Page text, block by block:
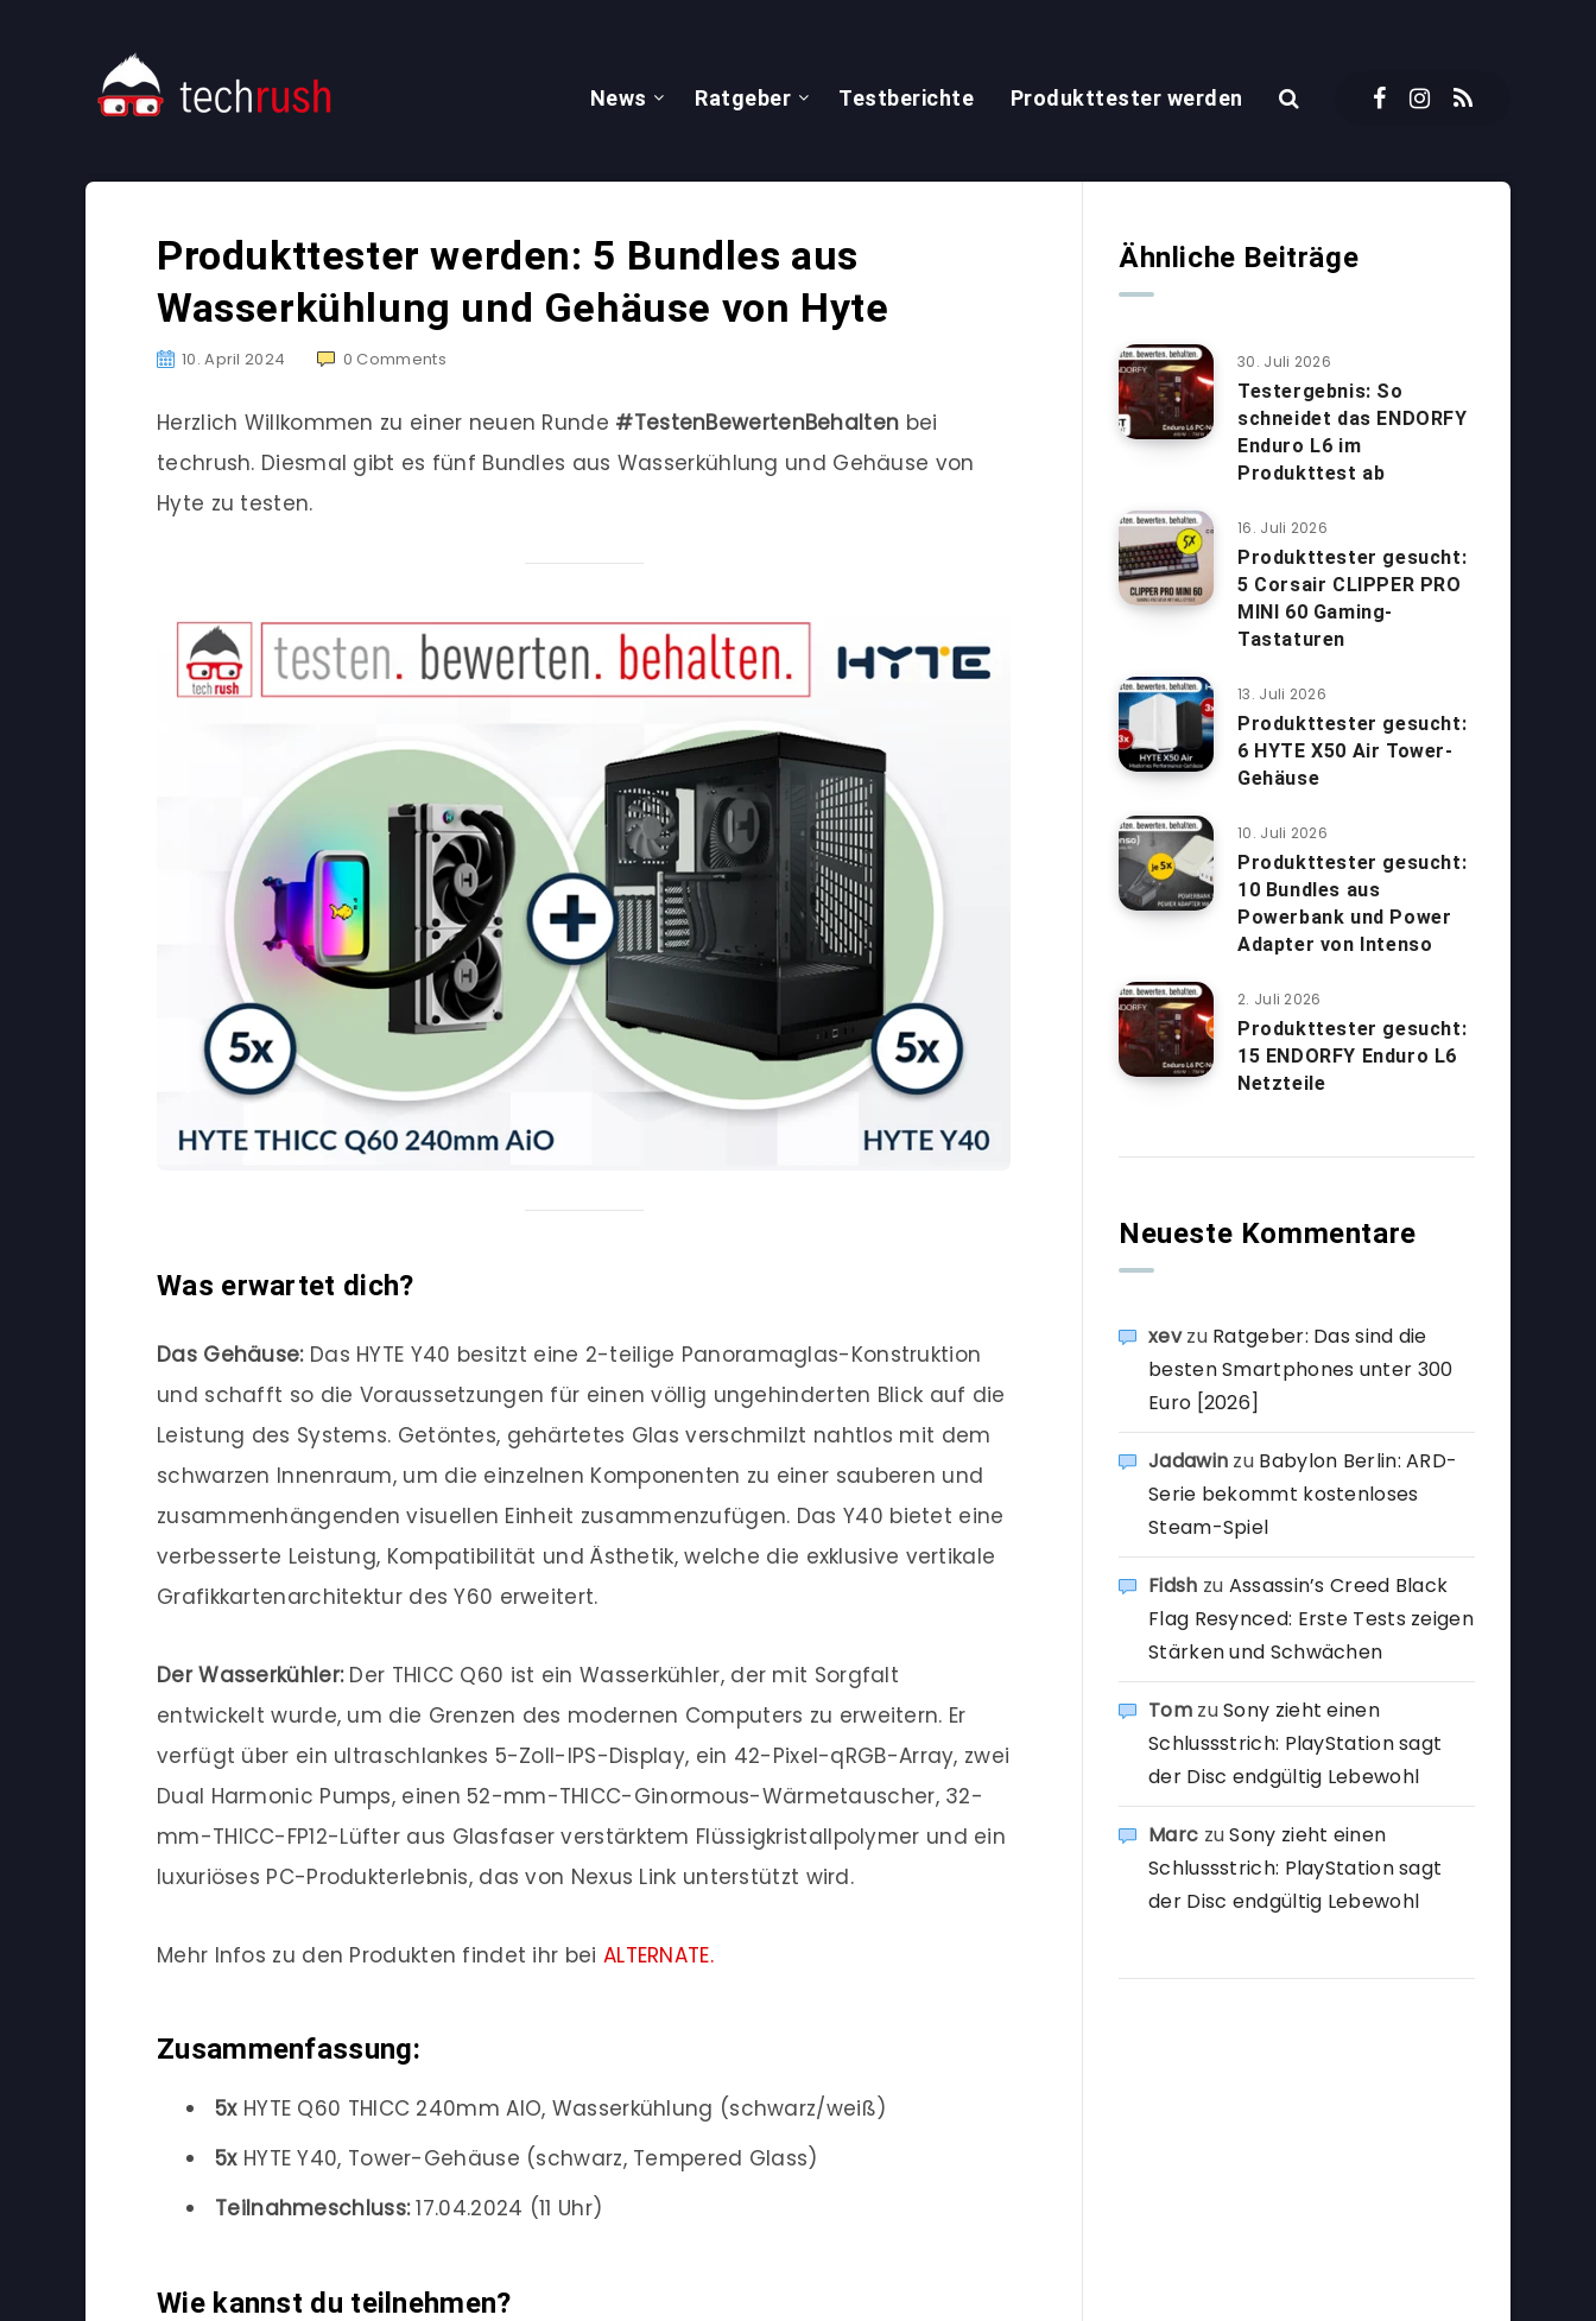
News Ratgeber Testberichte Produkttester werden
Produkttester werden: 5 Bundles aus
Wasserkühlung und Gehäuse von Hyte
10. April 2024 0 Comments
Herzlich Willkommen zu einer neuen Runde #TestenBewertenBehalten bei
techrush. Diesmal gibt es fünf Bundles aus Wasserkühlung und Gehäuse von
Hyte zu testen.
Was erwartet dich?
Das Gehäuse:Das HYTE Y40 besitzt eine 2-teilige Panoramaglas-Konstruktion
und schafft so die Voraussetzungen für einen völlig ungehinderten Blick auf die
Leistung des Systems. Getöntes, gehärtetes Glas verschmilzt nahtlos mit dem
schwarzen Innenraum, um die einzelnen Komponenten zu einer sauberen und
zusammenhängenden visuellen Einheit zusammenzufügen. Das Y40 bietet eine
verbesserte Leistung, Kompatibilität und Ästhetik, welche die exklusive vertikale
Grafikkartenarchitektur des Y60 erweitert.
Der Wasserkühler:Der THICC Q60 ist ein Wasserkühler, der mit Sorgfalt
entwickelt wurde, um die Grenzen des modernen Computers zu erweitern. Er
verfügt über ein ultraschlankes 5-Zoll-IPS-Display, ein 42-Pixel-qRGB-Array, zwei
Dual Harmonic Pumps, einen 52-mm-THICC-Ginormous-Wärmetauscher, 32-
mm-THICC-FP12-Lüfter aus Glasfaser verstärktem Flüssigkristallpolymer und ein
luxuriöses PC-Produkterlebnis, das von Nexus Link unterstützt wird.
Mehr Infos zu den Produkten findet ihr bei ALTERNATE.
Zusammenfassung:
5xHYTE Q60 THICC 240mm AIO, Wasserkühlung (schwarz/weiß)
5xHYTE Y40, Tower-Gehäuse (schwarz, Tempered Glass)
Teilnahmeschluss:17.04.2024 (11 Uhr)
Wie kannst du teilnehmen?
Ähnliche Beiträge
30. Juli 2026
Testergebnis: So
schneidet das ENDORFY
Enduro L6 im
Produkttest ab
16. Juli 2026
Produkttester gesucht:
5 Corsair CLIPPER PRO
MINI 60 Gaming-
Tastaturen
13. Juli 2026
Produkttester gesucht:
6 HYTE X50 Air Tower-
Gehäuse
10. Juli 2026
Produkttester gesucht:
10 Bundles aus
Powerbank und Power
Adapter von Intenso
2. Juli 2026
Produkttester gesucht:
15 ENDORFY Enduro L6
Netzteile
Neueste Kommentare
xevzu Ratgeber: Das sind die
besten Smartphones unter 300
Euro [2026]
Jadawin zu Babylon Berlin: ARD-
Serie bekommt kostenloses
Steam-Spiel
Fidsh zu Assassin’s Creed Black
Flag Resynced: Erste Tests zeigen
Stärken und Schwächen
TomzuSony zieht einen
Schlussstrich: PlayStation sagt
der Disc endgültig Lebewohl
Marc zuSony zieht einen
Schlussstrich: PlayStation sagt
der Disc endgültig Lebewohl